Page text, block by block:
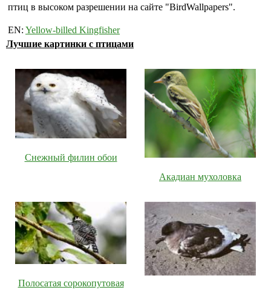
птиц в высоком разрешении на сайте "BirdWallpapers".
EN: Yellow-billed Kingfisher
Лучшие картинки с птицами
Снежный филин обои
Акадиан мухоловка
Полосатая сорокопутовая